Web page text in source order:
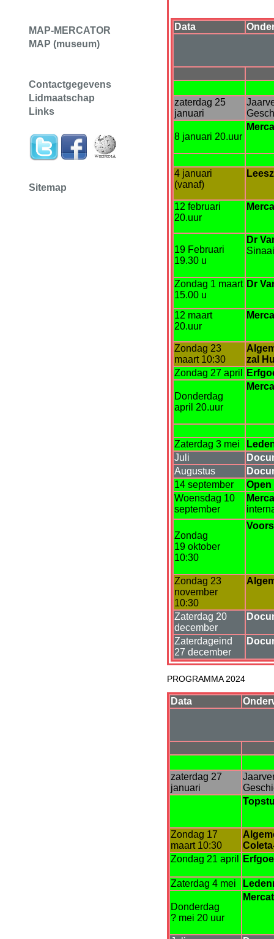
MAP-MERCATOR
MAP (museum)
Contactgegevens
Lidmaatschap
Links
Sitemap
Data
zaterdag 25
januari
8 januari 20.uur
4 januari
(vanaf)
12 februari
20.uur
19 Februari
19.30 u
Dr
Zondag 1 maart
15.00 u
Dr
12 maart
20.uur
Zondag 23
maart 10:30
zal
Zondag 27 april
Donderdag
april 20.uur
Zaterdag 3 mei
Juli
Augustus
14 september
Woensdag 10
september
Zondag
19 oktober
10:30
Zondag 23
november
10:30
Zaterdag 20
december
Zaterdageind
27 december
PROGRAMMA 2024
Data
zaterdag 27
januari
Zondag 17
maart 10:30
Zondag 21 april
Zaterdag 4 mei
Donderdag
? mei 20 uur